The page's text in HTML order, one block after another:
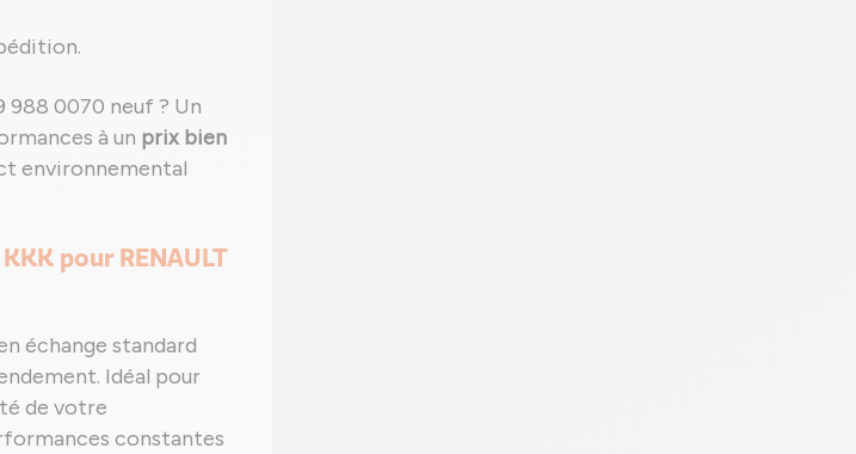
988 0070 neuf ? Un
à un prix bien
environnemental
pour RENAULT
échange standard
Idéal pour
de votre
constantes